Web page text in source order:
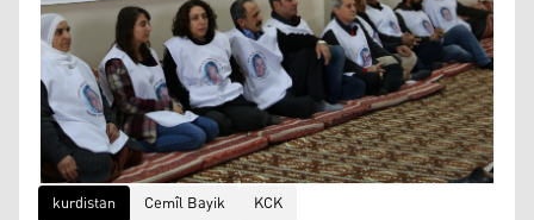
kurdistan Cemîl Bayik KCK